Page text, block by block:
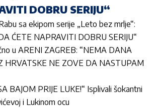
DOBRU SERIJU“
sa ekipom serije „Leto bez mrlje“:
ĆETE NAPRAVITI DOBRU SERIJU“
u ARENI ZAGREB: “NEMA DANA
HRVATSKE NE ZOVE DA NASTUPAM
BAJOM PRIJE LUKE!“ Isplivali šokantni
i Lukinom ocu